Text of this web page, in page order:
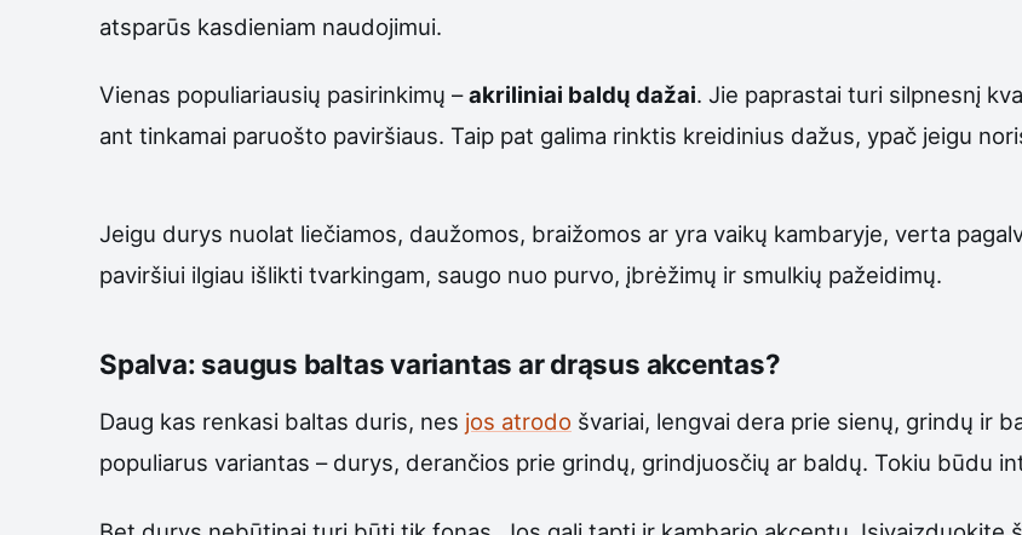
atsparūs kasdieniam naudojimui.
Vienas populiariausių pasirinkimų –akriliniai baldų dažai. Jie paprastai turi silpnesnį
ant tinkamai paruošto paviršiaus. Taip pat galima rinktis kreidinius dažus, ypač jeigu
Jeigu durys nuolat liečiamos, daužomos, braižomos ar yra vaikų kambaryje, verta
paviršiui ilgiau išlikti tvarkingam, saugo nuo purvo, įbrėžimų ir smulkių pažeidimų.
Spalva: saugus baltas variantas ar drąsus akcentas?
Daug kas renkasi baltas duris, nes jos atrodo švariai, lengvai dera prie sienų, grindų ir
populiarus variantas – durys, derančios prie grindų, grindjuosčių ar baldų. Tokiu būdu